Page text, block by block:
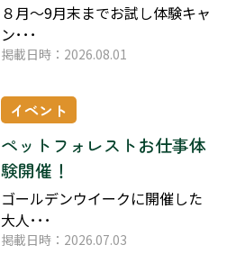
８月～9月末までお試し体験キャ
ン･･･
掲載日時：2026.08.01
イベント
ペットフォレストお仕事体
験開催！
ゴールデンウイークに開催した
大人･･･
掲載日時：2026.07.03